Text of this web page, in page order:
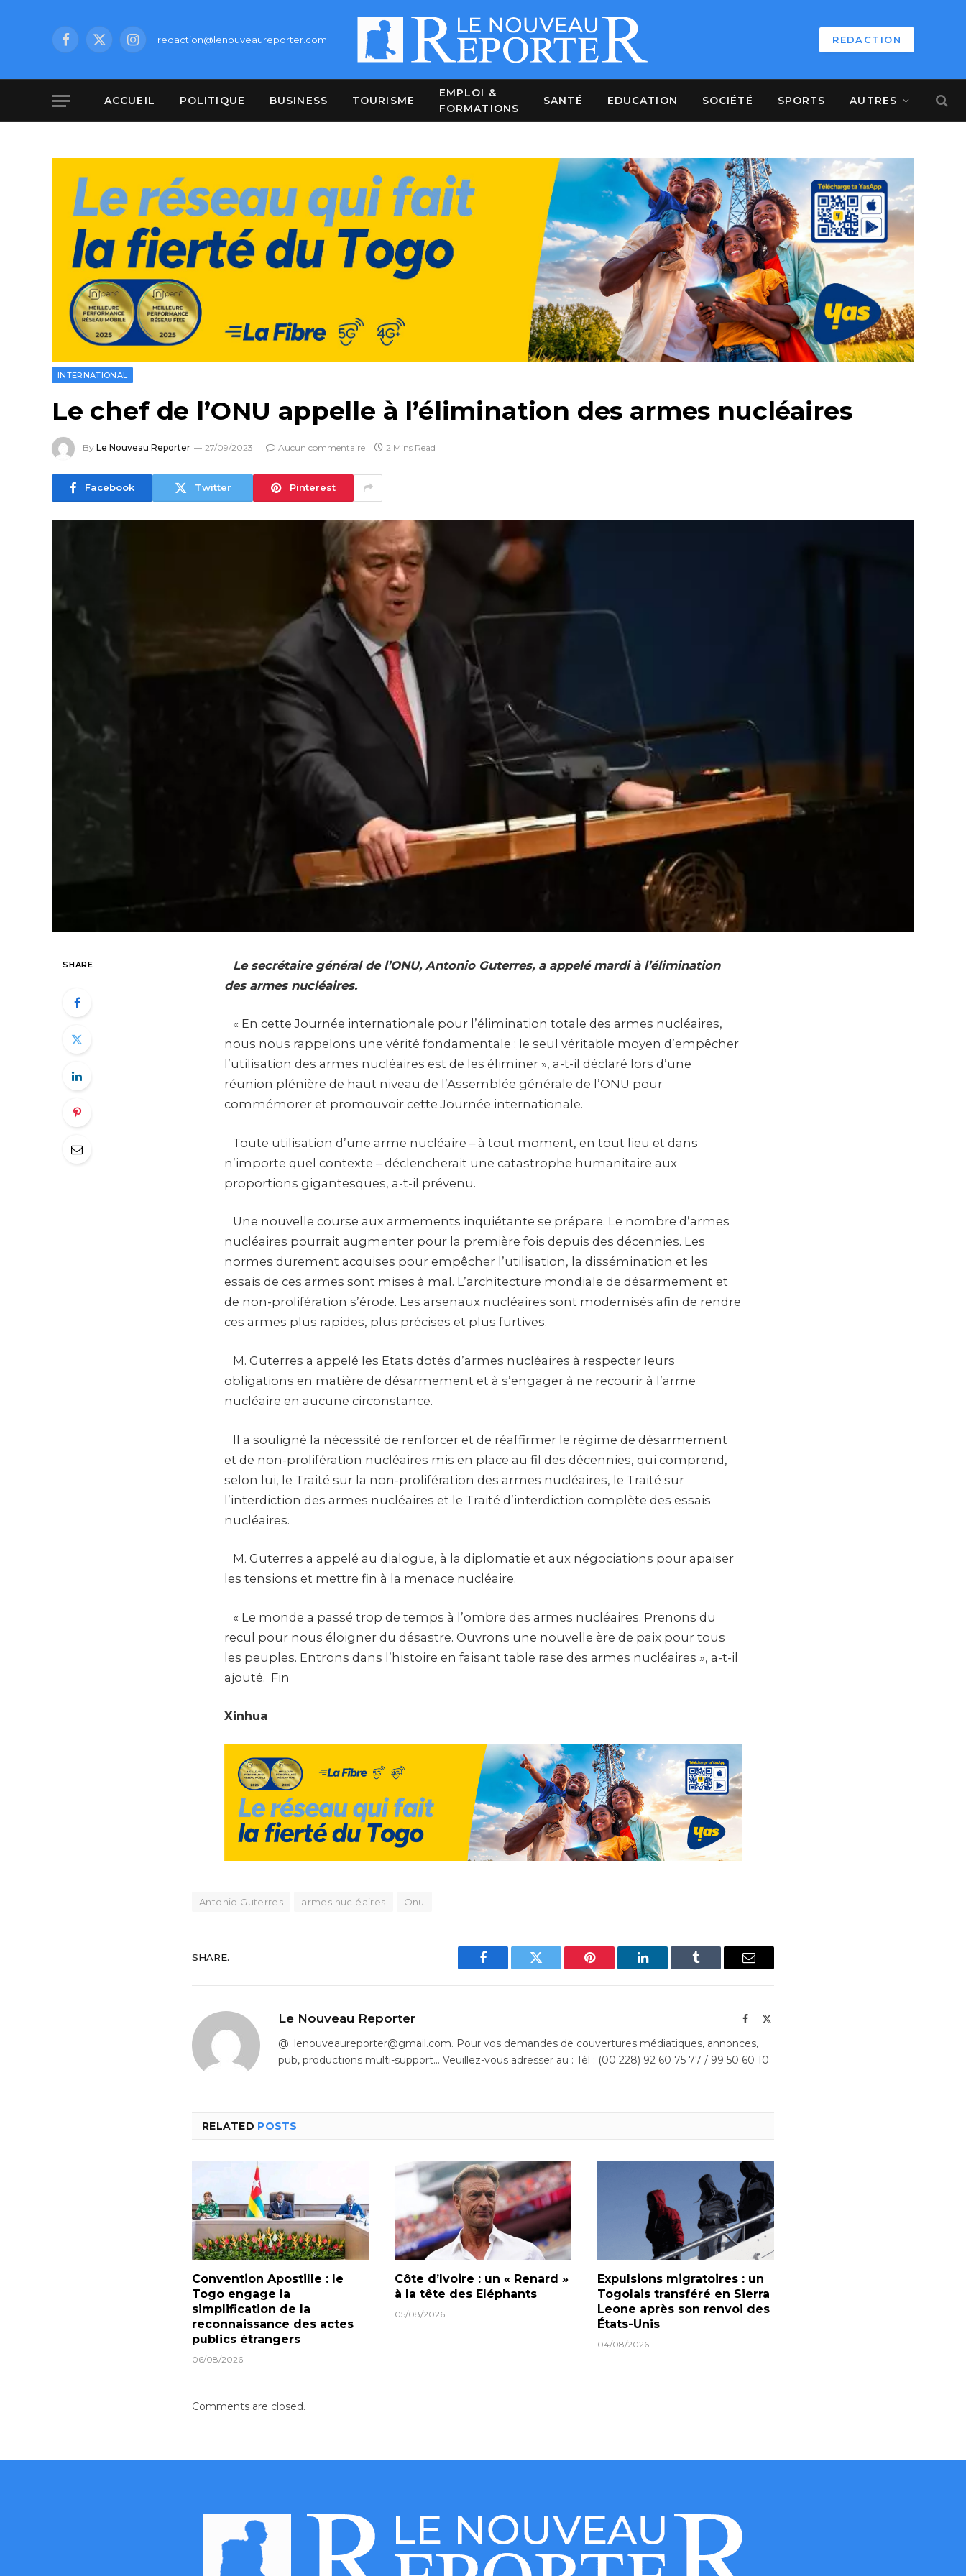
Facebook
X
Instagramredaction@lenouveaureporter.com REDACTION
ACCUEIL POLITIQUE BUSINESS TOURISME
EMPLOI &
FORMATIONS
SANTÉ EDUCATION SOCIÉTÉ SPORTS AUTRES
INTERNATIONAL
Le chef de l’ONU appelle à l’élimination des armes nucléaires
By Le Nouveau Reporter 27/09/2023 Aucun commentaire 2 Mins Read
Facebook Twitter Pinterest
SHARE
Le secrétaire général de l’ONU, Antonio Guterres, a appelé mardi à l’élimination
des armes nucléaires.
« En cette Journée internationale pour l’élimination totale des armes nucléaires,
nous nous rappelons une vérité fondamentale : le seul véritable moyen d’empêcher
l’utilisation des armes nucléaires est de les éliminer », a-t-il déclaré lors d’une
réunion plénière de haut niveau de l’Assemblée générale de l’ONU pour
commémorer et promouvoir cette Journée internationale.
Toute utilisation d’une arme nucléaire – à tout moment, en tout lieu et dans
n’importe quel contexte – déclencherait une catastrophe humanitaire aux
proportions gigantesques, a-t-il prévenu.
Une nouvelle course aux armements inquiétante se prépare. Le nombre d’armes
nucléaires pourrait augmenter pour la première fois depuis des décennies. Les
normes durement acquises pour empêcher l’utilisation, la dissémination et les
essais de ces armes sont mises à mal. L’architecture mondiale de désarmement et
de non-prolifération s’érode. Les arsenaux nucléaires sont modernisés afin de rendre
ces armes plus rapides, plus précises et plus furtives.
M. Guterres a appelé les Etats dotés d’armes nucléaires à respecter leurs
obligations en matière de désarmement et à s’engager à ne recourir à l’arme
nucléaire en aucune circonstance.
Il a souligné la nécessité de renforcer et de réaffirmer le régime de désarmement
et de non-prolifération nucléaires mis en place au fil des décennies, qui comprend,
selon lui, le Traité sur la non-prolifération des armes nucléaires, le Traité sur
l’interdiction des armes nucléaires et le Traité d’interdiction complète des essais
nucléaires.
M. Guterres a appelé au dialogue, à la diplomatie et aux négociations pour apaiser
les tensions et mettre fin à la menace nucléaire.
« Le monde a passé trop de temps à l’ombre des armes nucléaires. Prenons du
recul pour nous éloigner du désastre. Ouvrons une nouvelle ère de paix pour tous
les peuples. Entrons dans l’histoire en faisant table rase des armes nucléaires », a-t-il
ajouté. Fin
Xinhua
Antonio Guterres armes nucléaires Onu
SHARE.
Facebook Twitter Pinterest LinkedIn Tumblr Email
Le Nouveau Reporter Facebook
@: lenouveaureporter@gmail.com. Pour vos demandes de couvertures médiatiques, annonces,
pub, productions multi-support… Veuillez-vous adresser au : Tél : (00 228) 92 60 75 77 / 99 50 60 10
RELATED POSTS
Convention Apostille : le
Togo engage la
simplification de la
reconnaissance des actes
publics étrangers
06/08/2026
Côte d’Ivoire : un « Renard »
à la tête des Eléphants
05/08/2026
Expulsions migratoires : un
Togolais transféré en Sierra
Leone après son renvoi des
États-Unis
04/08/2026
Comments are closed.